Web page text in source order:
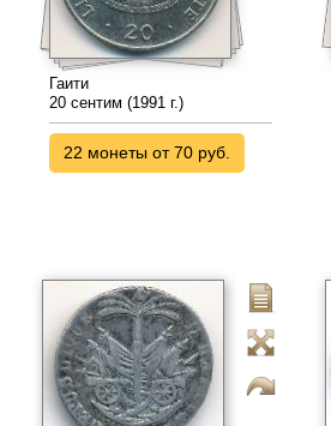
Гаити
20 сентим (1991 г.)
22 монеты от 70 руб.